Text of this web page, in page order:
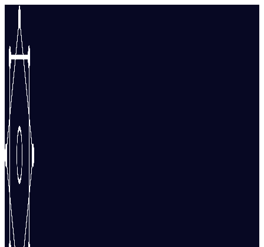
Перейти
содержимому